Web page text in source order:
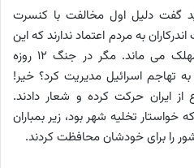
گفت دلیل اول مخالفت با کنسرت
به مردم اعتماد ندارند که این
به خودی خود به مثابه سمی مهلک می ماند. مگر در جنگ ۱۲ روزه
تهاجم اسرائیل مدیریت کرد؟ خیر!
ایران حرکت کرده و شعار دادند.
تخلیه شهر بود، زیر بمباران
را برای خودشان محافظت کردند.